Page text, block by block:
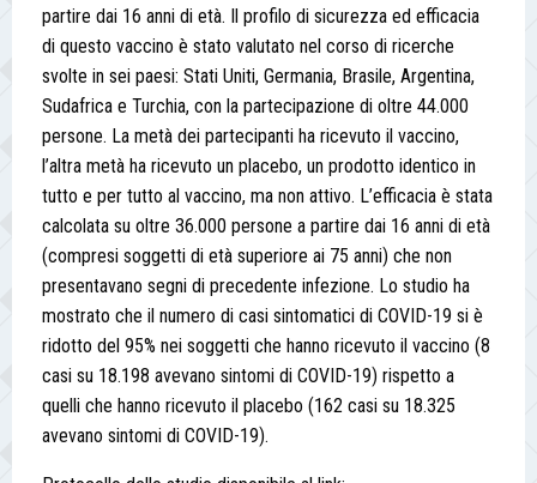
partire dai 16 anni di età. Il profilo di sicurezza ed efficacia
di questo vaccino è stato valutato nel corso di ricerche
svolte in sei paesi: Stati Uniti, Germania, Brasile, Argentina,
Sudafrica e Turchia, con la partecipazione di oltre 44.000
persone. La metà dei partecipanti ha ricevuto il vaccino,
l’altra metà ha ricevuto un placebo, un prodotto identico in
tutto e per tutto al vaccino, ma non attivo. L’efficacia è stata
calcolata su oltre 36.000 persone a partire dai 16 anni di età
(compresi soggetti di età superiore ai 75 anni) che non
presentavano segni di precedente infezione. Lo studio ha
mostrato che il numero di casi sintomatici di COVID-19 si è
ridotto del 95% nei soggetti che hanno ricevuto il vaccino (8
casi su 18.198 avevano sintomi di COVID-19) rispetto a
quelli che hanno ricevuto il placebo (162 casi su 18.325
avevano sintomi di COVID-19).